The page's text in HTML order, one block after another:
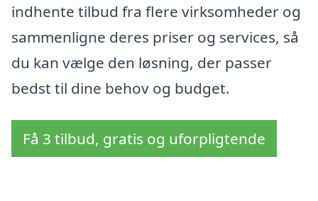
indhente tilbud fra flere virksomheder og
sammenligne deres priser og services, så
du kan vælge den løsning, der passer
bedst til dine behov og budget.
Få 3 tilbud, gratis og uforpligtende